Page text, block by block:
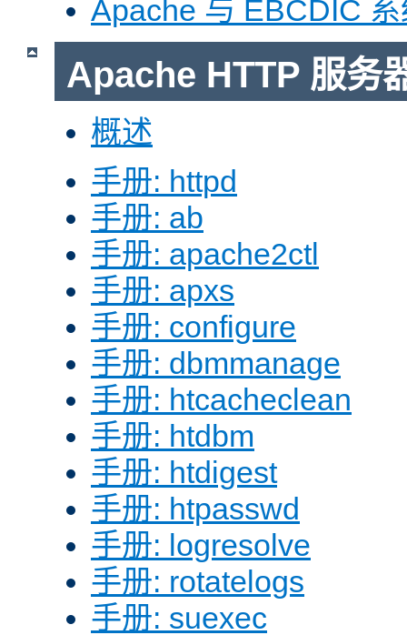
Apache 与 EBCDIC
Apache HTTP 服务
概述
手册: httpd
手册: ab
手册: apache2ctl
手册: apxs
手册: configure
手册: dbmmanage
手册: htcacheclean
手册: htdbm
手册: htdigest
手册: htpasswd
手册: logresolve
手册: rotatelogs
手册: suexec